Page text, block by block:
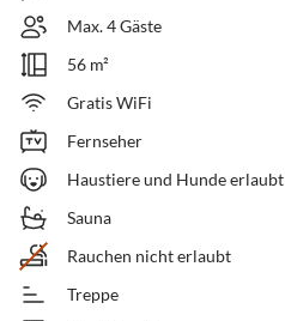
Max. 4 Gäste
56 m²
Gratis WiFi
Fernseher
Haustiere und Hunde erlaubt
Sauna
Rauchen nicht erlaubt
Treppe